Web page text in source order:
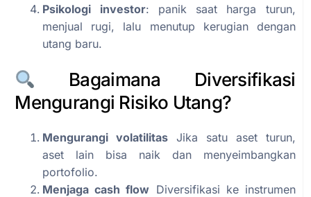
Psikologi investor: panik saat harga turun,
menjual rugi, lalu menutup kerugian dengan
utang baru.
Bagaimana Diversifikasi
Mengurangi Risiko Utang?
Mengurangi volatilitas Jika satu aset turun,
aset lain bisa naik dan menyeimbangkan
portofolio.
Menjaga cash flow Diversifikasi ke instrumen